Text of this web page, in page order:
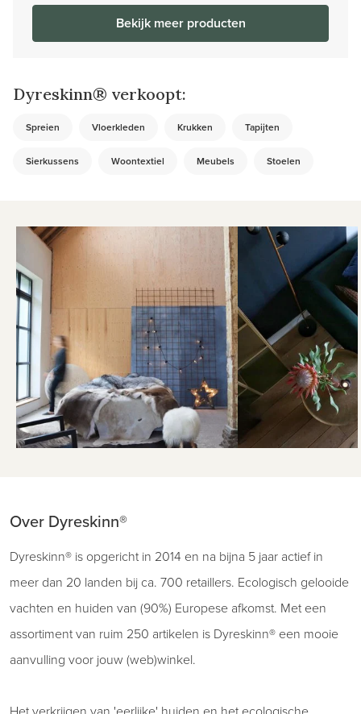
Bekijk meer producten
Dyreskinn® verkoopt:
Spreien Vloerkleden Krukken Tapijten
Sierkussens Woontextiel Meubels Stoelen
Over Dyreskinn®
Dyreskinn® is opgericht in 2014 en na bijna 5 jaar actief in
meer dan 20 landen bij ca. 700 retaillers. Ecologisch gelooide
vachten en huiden van (90%) Europese afkomst. Met een
assortiment van ruim 250 artikelen is Dyreskinn® een mooie
aanvulling voor jouw (web)winkel.